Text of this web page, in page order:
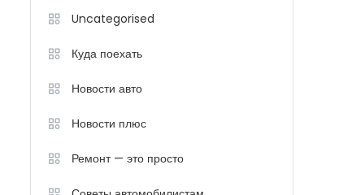
Uncategorised
Куда поехать
Новости авто
Новости плюс
Ремонт — это просто